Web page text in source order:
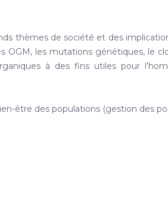
thèmes de société et des
OGM, les mutations génétiques, le
à des fins utiles pour
être des populations (gestion des